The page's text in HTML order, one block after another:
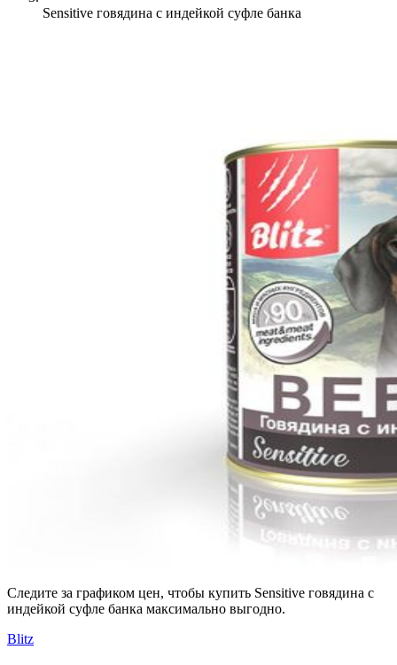
Sensitive говядина с индейкой суфле банка
Следите за графиком цен, чтобы купить Sensitive говядина с
индейкой суфле банка максимально выгодно.
Blitz